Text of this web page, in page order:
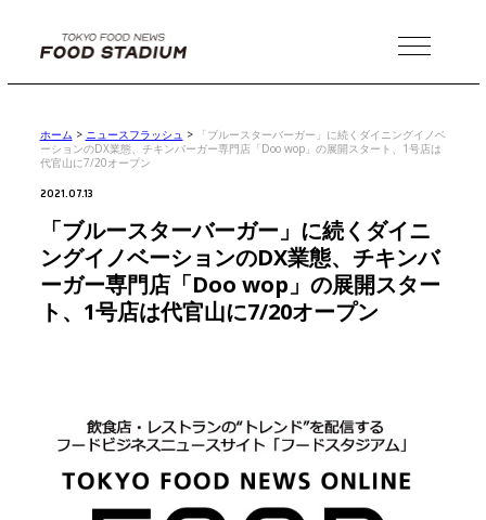
MENU
ホーム > ニュースフラッシュ >
「ブルースターバーガー」に続くダイニングイノベ
ーションのDX業態、チキンバーガー専門店「Doo wop」の展開スタート、1号店は
代官山に7/20オープン
2021.07.13
「ブルースターバーガー」に続くダイニ
ングイノベーションのDX業態、チキンバ
ーガー専門店「Doo wop」の展開スター
ト、1号店は代官山に7/20オープン